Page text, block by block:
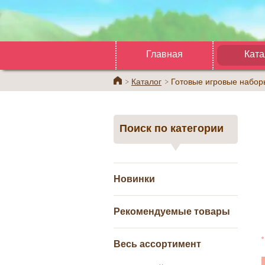
Главная
HomeКаталог Готовые игровые
Поиск по категории
Новинки
Рекомендуемые товары
Весь ассортимент